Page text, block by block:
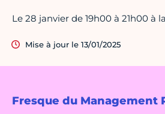
Fresque du Management
Le 28 janvier de 19h00 à 21h00 à
Mise à jour le 13/01/2025